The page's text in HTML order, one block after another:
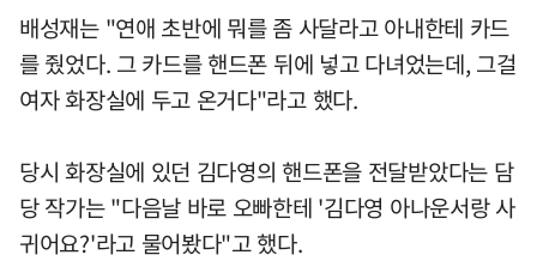
배성재는 "연애 초반에 뭐를 좀 사달라고 아내한테 카드
를 줬었다. 그 카드를 핸드폰 뒤에 넣고 다녀었는데, 그걸
여자 화장실에 두고 온거다"라고 했다.
당시 화장실에 있던 김다영의 핸드폰을 전달받았다는 담
당 작가는 "다음날 바로 오빠한테 '김다영 아나운서랑 사
귀어요?'라고 물어봤다"고 했다.